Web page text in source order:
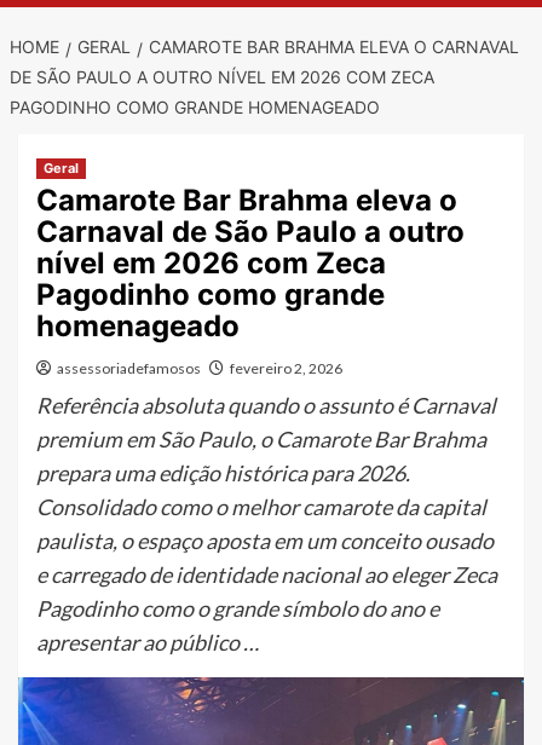
HOME GERAL
CAMAROTE BAR BRAHMA ELEVA O CARNAVAL
DE SÃO PAULO A OUTRO NÍVEL EM 2026 COM ZECA
PAGODINHO COMO GRANDE HOMENAGEADO
Geral
Camarote Bar Brahma eleva o
Carnaval de São Paulo a outro
nível em 2026 com Zeca
Pagodinho como grande
homenageado
assessoriadefamosos fevereiro 2, 2026
Referência absoluta quando o assunto é Carnaval
premium em São Paulo, o Camarote Bar Brahma
prepara uma edição histórica para 2026.
Consolidado como o melhor camarote da capital
paulista, o espaço aposta em um conceito ousado
e carregado de identidade nacional ao eleger Zeca
Pagodinho como o grande símbolo do ano e
apresentar ao público …